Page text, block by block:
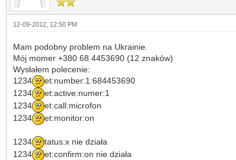
12-09-2012, 12:50 PM
Mam podobny problem na Ukrainie.
Mój momer +380 68 4453690 (12 znaków)
Wysłałem polecenie:
1234
et:number:1:684453690
1234
et:active:numer:1
1234
et:call:microfon
1234
et:monitor:on
1234
tatus:x nie działa
1234
et:confirm:on nie działa